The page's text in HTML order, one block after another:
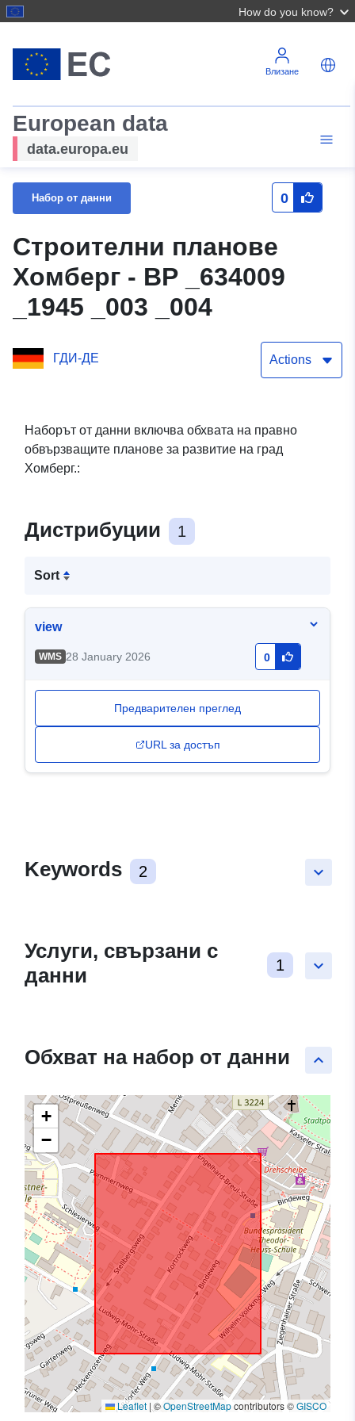
How do you know?
Влизане
European data
data.europa.eu
Набор от данни 0
Строителни планове
Хомберг - BP _634009
_1945 _003 _004
ГДИ-ДЕ Actions
Наборът от данни включва обхвата на правно
обвързващите планове за развитие на град
Хомберг.:
Дистрибуции 1
Sort
view
WMS 28 January 2026 0
Предварителен преглед
URL за достъп
keyboard_arrow_down
Keywords 2
keyboard_arrow_down
Услуги, свързани с
данни
1
keyboard_arrow_up
Обхват на набор от данни
+
−
Leaflet | ©OpenStreetMapcontributors ©GISCO